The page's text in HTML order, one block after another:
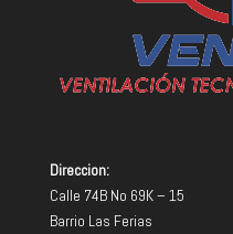
Direccion:
Calle 74B No 69K – 15
Barrio Las Ferias